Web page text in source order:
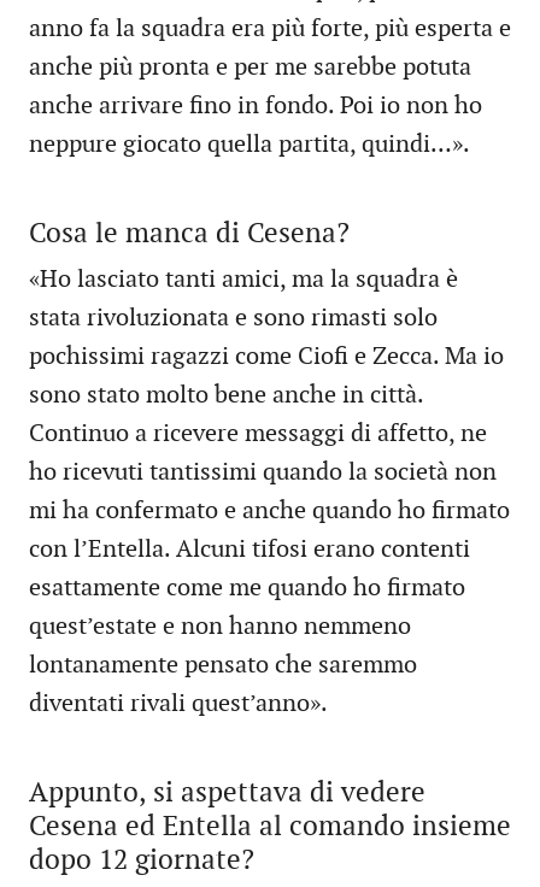
anno fa la squadra era più forte, più esperta e
anche più pronta e per me sarebbe potuta
anche arrivare fino in fondo. Poi io non ho
neppure giocato quella partita, quindi…».
Cosa le manca di Cesena?
«Ho lasciato tanti amici, ma la squadra è
stata rivoluzionata e sono rimasti solo
pochissimi ragazzi come Ciofi e Zecca. Ma io
sono stato molto bene anche in città.
Continuo a ricevere messaggi di affetto, ne
ho ricevuti tantissimi quando la società non
mi ha confermato e anche quando ho firmato
con l’Entella. Alcuni tifosi erano contenti
esattamente come me quando ho firmato
quest’estate e non hanno nemmeno
lontanamente pensato che saremmo
diventati rivali quest’anno».
Appunto, si aspettava di vedere
Cesena ed Entella al comando insieme
dopo 12 giornate?